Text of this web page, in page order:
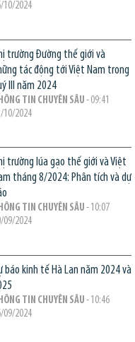
10/2024
trường Đường thế giới và
tác động tới Việt Nam trong
III năm 2024
TIN CHUYÊN SÂU - 09:41
10/2024
trường lúa gạo thế giới và Việt
tháng 8/2024: Phân tích và dự
TIN CHUYÊN SÂU - 10:07
09/2024
báo kinh tế Hà Lan năm 2024 và
TIN CHUYÊN SÂU - 10:46
09/2024